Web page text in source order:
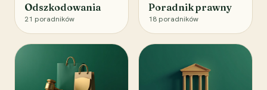
Odszkodowania
21 poradników
Poradnik prawny
18 poradników